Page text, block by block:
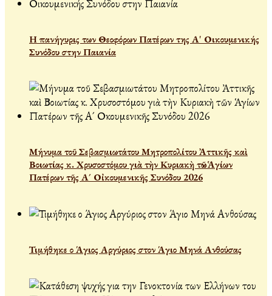
Η πανήγυρις των Θεοφόρων Πατέρων της Α' Οικουμενικής
Συνόδου στην Παιανία
Μήνυμα τοῦ Σεβασμιωτάτου Μητροπολίτου Ἀττικῆς καὶ
Βοιωτίας κ. Χρυσοστόμου γιὰ τὴν Κυριακὴ τῶν Ἁγίων
Πατέρων τῆς Α´ Οἰκουμενικῆς Συνόδου 2026
Τιμήθηκε ο Άγιος Αργύριος στον Άγιο Μηνά Ανθούσας